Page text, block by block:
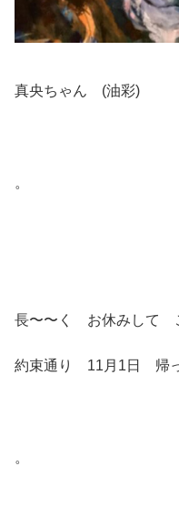
真央ちゃん (油彩)
。
長〜〜く お休みして
約束通り 11月1日 帰
。